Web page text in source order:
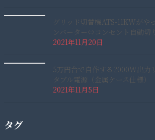
グリッド切替機ATS-11KWがや
ンバーター⇔コンセント自動切
2021年11月20日
5万円台で自作する2000W出力
タブル電源（金属ケース仕様）
2021年11月5日
タグ